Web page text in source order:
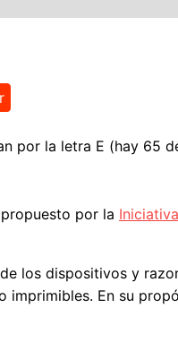
por la letra E (hay 65
propuesto por la
los dispositivos y
En su